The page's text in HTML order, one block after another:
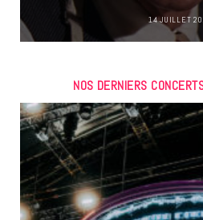
14 JUILLET
NOS DERNIERS